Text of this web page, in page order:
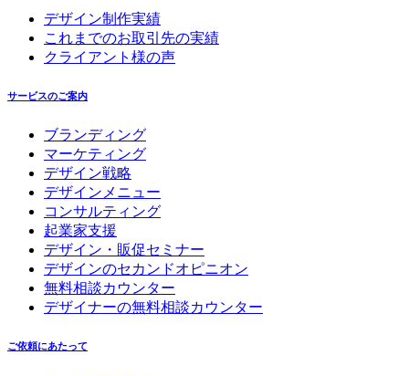
デザイン制作実績
これまでのお取引先の実績
クライアント様の声
サービスのご案内
ブランディング
マーケティング
デザイン戦略
デザインメニュー
コンサルティング
起業家支援
デザイン・販促セミナー
デザインのセカンドオピニオン
無料相談カウンター
デザイナーの無料相談カウンター
ご依頼にあたって